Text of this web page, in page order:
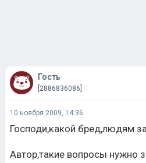
Гость
[2886836086]
10 ноября 2009, 14:36
Господи,какой бред,людям
Автор,такие вопросы нужно